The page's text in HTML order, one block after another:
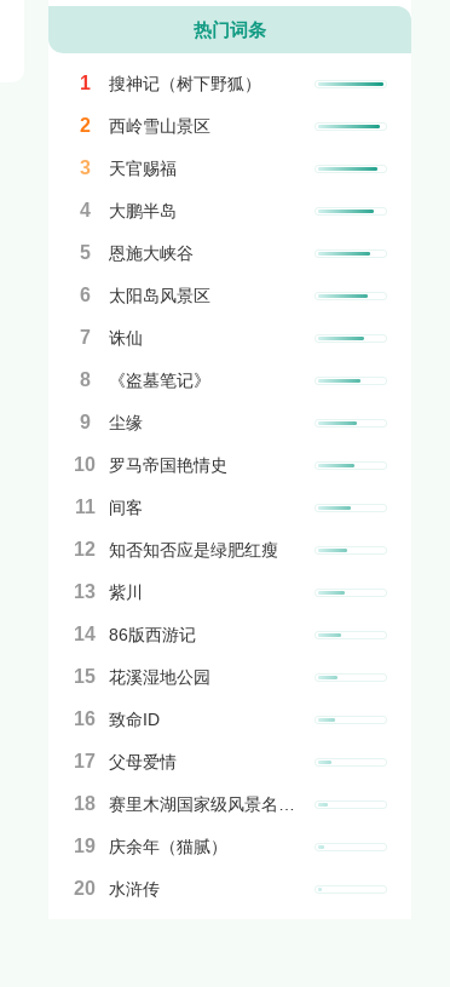
热门词条
1 搜神记（树下野狐）
2 西岭雪山景区
3 天官赐福
4 大鹏半岛
5 恩施大峡谷
6 太阳岛风景区
7 诛仙
8 《盗墓笔记》
9 尘缘
10 罗马帝国艳情史
11 间客
12 知否知否应是绿肥红瘦
13 紫川
14 86版西游记
15 花溪湿地公园
16 致命ID
17 父母爱情
18
19 庆余年（猫腻）
20 水浒传